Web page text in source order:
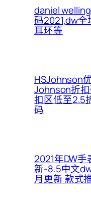
daniel
码2021,dw
耳环等
HSJohnson
Johnson折
扣区低至2.5
码
2021年DW
新-8.5中文
月更新 款式